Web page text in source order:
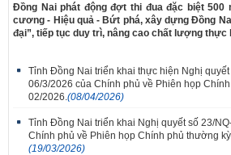
Đồng Nai phát động đợt thi đua đặc biệt 500
cương - Hiệu quả - Bứt phá, xây dựng Đồng
đại”, tiếp tục duy trì, nâng cao chất lượng thực
Tỉnh Đồng Nai triển khai thực hiện Nghị
06/3/2026 của Chính phủ về Phiên họp
02/2026. (08/04/2026)
Tỉnh Đồng Nai triển khai Nghị quyết số 23/
Chính phủ về Phiên họp Chính phủ thường kỳ
(19/03/2026)